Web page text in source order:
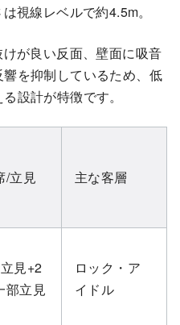
視線レベルで約4.5m。
が良い反面、壁面に吸音
を抑制しているため、低
設計が特徴です。
/立見 主な客層
見+2
部立見
ロック・ア
イドル